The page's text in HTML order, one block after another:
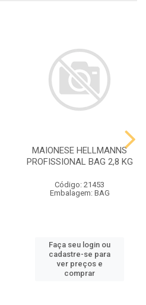
MAIONESE HELLMANNS
PROFISSIONAL BAG 2,8 KG
Código: 21453
Embalagem: BAG
Faça seu login ou
cadastre-se para
ver preços e
comprar